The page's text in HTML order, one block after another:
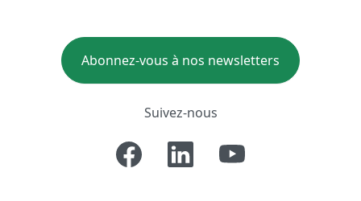
Abonnez-vous à nos newsletters
Suivez-nous